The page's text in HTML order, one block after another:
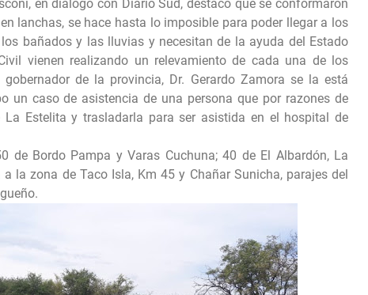
en dialogo con Diario Sud, destaco que se conformaron
lanchas, se hace hasta lo imposible para poder llegar a los
bañados y las lluvias y necesitan de la ayuda del Estado
vienen realizando un relevamiento de cada una de los
de la provincia, Dr. Gerardo Zamora se la está
un caso de asistencia de una persona que por razones de
Estelita y trasladarla para ser asistida en el hospital de
Bordo Pampa y Varas Cuchuna; 40 de El Albardón, La
la zona de Taco Isla, Km 45 y Chañar Sunicha, parajes del